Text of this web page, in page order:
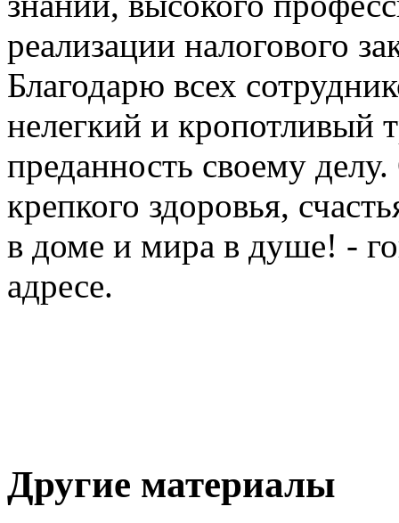
реализации налогового
Благодарю всех
нелегкий и кропотливый
преданность своему
крепкого здоровья,
в доме и мира в душе! -
адресе.
Другие материалы